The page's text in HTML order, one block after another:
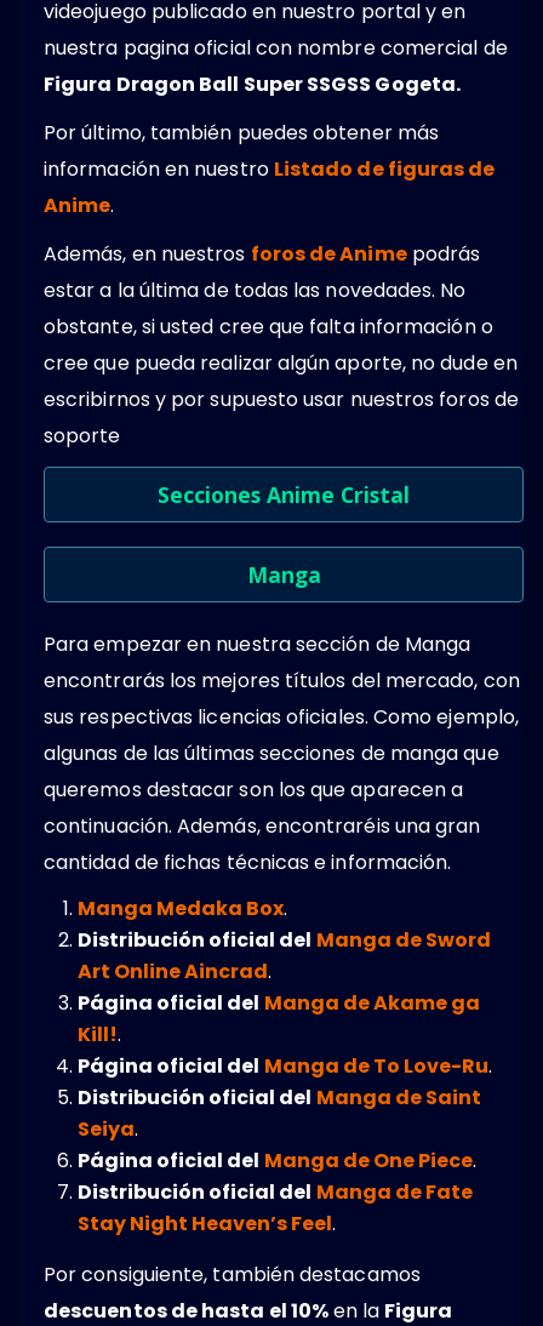
videojuego publicado en nuestro portal y en
nuestra pagina oficial con nombre comercial de
Figura Dragon Ball Super SSGSS Gogeta.
Por último, también puedes obtener más
información en nuestro Listado de figuras de
Anime.
Además, en nuestros foros de Animepodrás
estar a la última de todas las novedades. No
obstante, si usted cree que falta información o
cree que pueda realizar algún aporte, no dude en
escribirnos y por supuesto usar nuestros foros de
soporte
Secciones Anime Cristal
Manga
Para empezar en nuestra sección de Manga
encontrarás los mejores títulos del mercado, con
sus respectivas licencias oficiales. Como ejemplo,
algunas de las últimas secciones de manga que
queremos destacar son los que aparecen a
continuación. Además, encontraréis una gran
cantidad de fichas técnicas e información.
Manga Medaka Box.
Distribución oficial del Manga de Sword
Art Online Aincrad.
Página oficial del Manga de Akame ga
Kill!.
Página oficial del Manga de To Love-Ru.
Distribución oficial del Manga de Saint
Seiya.
Página oficial del Manga de One Piece.
Distribución oficial del Manga de Fate
Stay Night Heaven’s Feel.
Por consiguiente, también destacamos
descuentos de hasta el 10%en la Figura